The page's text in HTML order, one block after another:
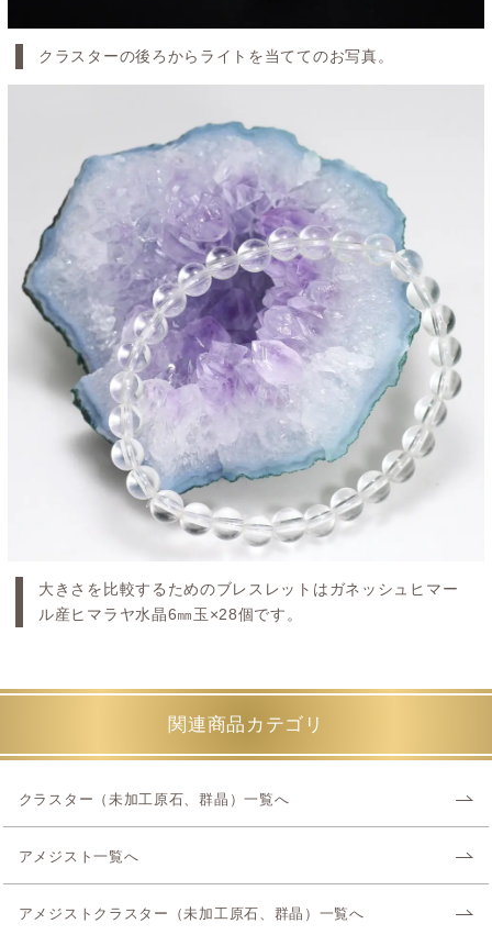
クラスターの後ろからライトを当ててのお写真。
大きさを比較するためのブレスレットはガネッシュヒマー
ル産ヒマラヤ水晶6㎜玉×28個です。
関連商品カテゴリ
クラスター（未加工原石、群晶）一覧へ
アメジスト一覧へ
アメジストクラスター（未加工原石、群晶）一覧へ